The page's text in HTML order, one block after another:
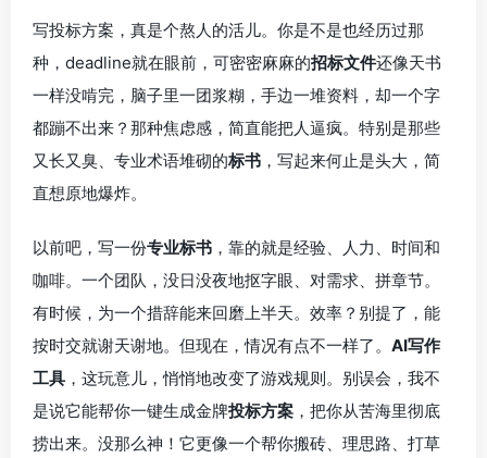
写投标方案，真是个熬人的活儿。你是不是也经历过那
种，deadline就在眼前，可密密麻麻的招标文件还像天书
一样没啃完，脑子里一团浆糊，手边一堆资料，却一个字
都蹦不出来？那种焦虑感，简直能把人逼疯。特别是那些
又长又臭、专业术语堆砌的标书 ，写起来何止是头大，简
直想原地爆炸。
以前吧，写一份专业标书 ，靠的就是经验、人力、时间和
咖啡。一个团队，没日没夜地抠字眼、对需求、拼章节。
有时候，为一个措辞能来回磨上半天。效率？别提了，能
按时交就谢天谢地。但现在，情况有点不一样了。 AI写作
工具 ，这玩意儿，悄悄地改变了游戏规则。别误会，我不
是说它能帮你一键生成金牌投标方案 ，把你从苦海里彻底
捞出来。没那么神！它更像一个帮你搬砖、理思路、打草